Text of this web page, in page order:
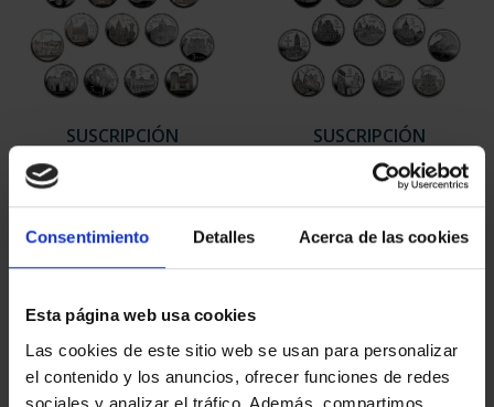
Consentimiento Detalles Acerca de las cookies
Esta página web usa cookies
Las cookies de este sitio web se usan para personalizar
el contenido y los anuncios, ofrecer funciones de redes
sociales y analizar el tráfico. Además, compartimos
SUSCRIPCIÓN
949,00 €
Sólo para usuarios
registrados
SUSCRIPCIÓN
CAPITALES DE
PROVINCIA 2
949,00 €
Sólo para usuarios
registrados